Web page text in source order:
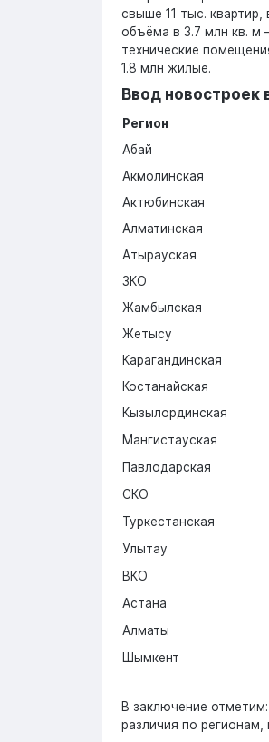
свыше 11 тыс.
объёма в 3.7 млн кв. м
технические
1.8 млн жилые.
Ввод новостроек
Регион
Абай
Акмолинская
Актюбинская
Алматинская
Атырауская
ЗКО
Жамбылская
Жетысу
Карагандинская
Костанайская
Кызылординская
Мангистауская
Павлодарская
СКО
Туркестанская
Улытау
ВКО
Астана
Алматы
Шымкент
В заключение
различия по